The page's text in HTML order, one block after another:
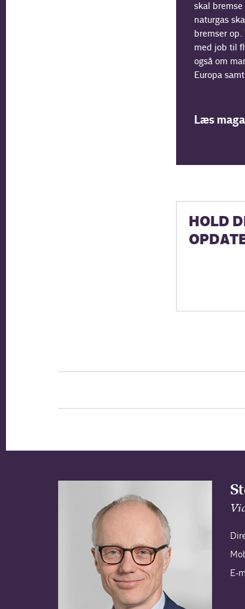
skal
naturgas
bremser
med job til
også om
Europa
Læs
HOLD
E-